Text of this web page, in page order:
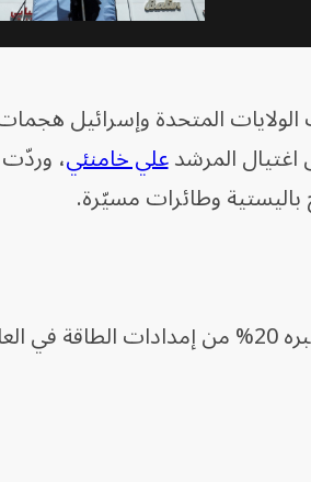
المتحدة وإسرائيل
المرشدعلي خامنئي،
باليستية وطائرات مسيّرة.
وأدى التصعيد العسكري إلى إغلاق مضيق هرمز الذي تمر عبره 20% من إمدادات